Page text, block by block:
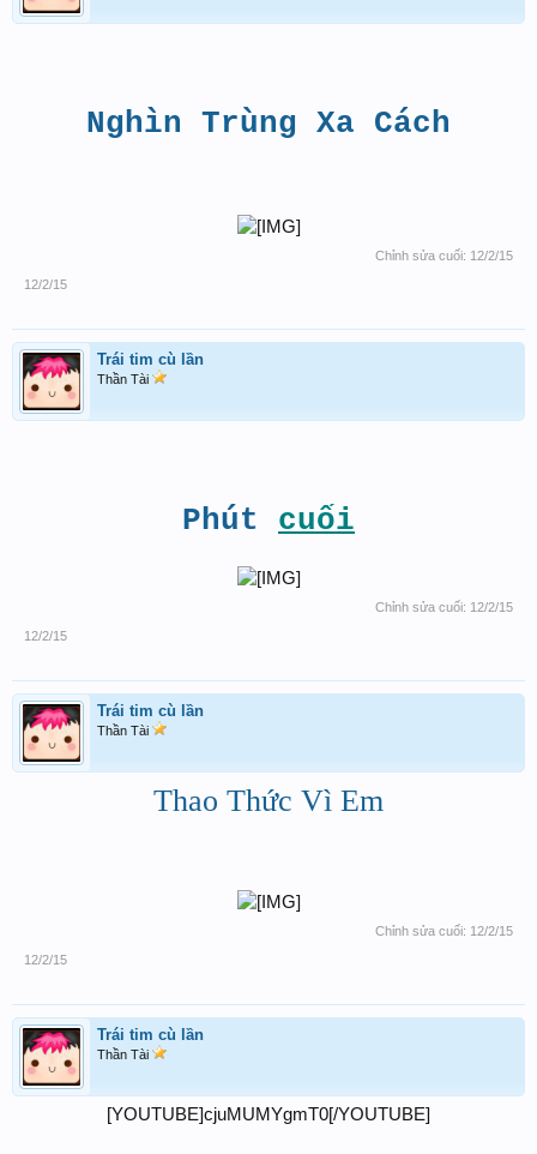
Nghìn Trùng Xa Cách
Chỉnh sửa cuối: 12/2/15
12/2/15
Trái tim cù lần
Thần Tài
Phút cuối
Chỉnh sửa cuối: 12/2/15
12/2/15
Trái tim cù lần
Thần Tài
Thao Thức Vì Em
Chỉnh sửa cuối: 12/2/15
12/2/15
Trái tim cù lần
Thần Tài
[YOUTUBE]cjuMUMYgmT0[/YOUTUBE]